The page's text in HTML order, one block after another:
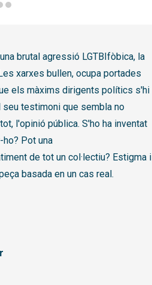
brutal agressió LGTBIfòbica, la
xarxes bullen, ocupa portades
els màxims dirigents polítics s'hi
seu testimoni que sembla no
l'opinió pública. S'ho ha inventat
Pot una
de tot un col·lectiu? Estigma i
basada en un cas real.